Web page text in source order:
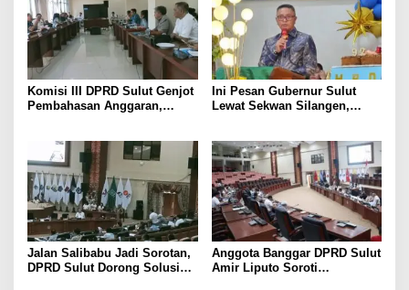
Komisi III DPRD Sulut Genjot
Pembahasan Anggaran,
Mendesak SKPD
Ini Pesan Gubernur Sulut
Lewat Sekwan Silangen,
Jalan Salibabu Jadi Sorotan,
DPRD Sulut Dorong Solusi
Anggota Banggar DPRD Sulut
Amir Liputo Soroti